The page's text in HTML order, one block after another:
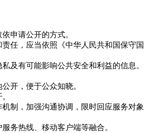
申请公开的方式。
，应当依照《中华人民共和国保守国
有可能影响公共安全和利益的信息
开，便于公众知晓。
，加强沟通协调，限时回应服务对象
务热线、移动客户端等融合。